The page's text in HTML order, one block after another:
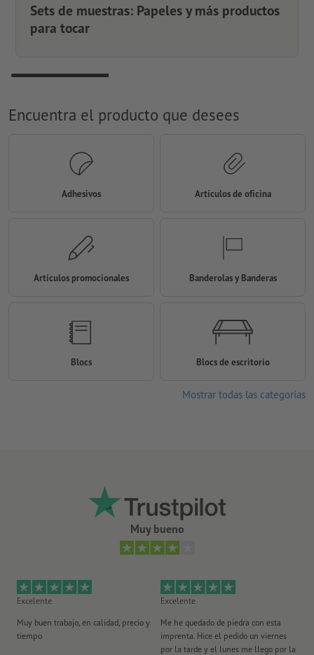
Sets de muestras: Papeles y más productos
para tocar
Muy bueno
Excelente
Muy buen trabajo, en calidad, precio y
tiempo
Excelente
Me he quedado de piedra con esta
imprenta. Hice el pedido un viernes
por la tarde y el lunes me llego por la
Encuentra el producto que desees
Adhesivos Artículos de oficina
Artículos promocionales Banderolas y Banderas
Blocs Blocs de escritorio
Mostrar todas las categorías